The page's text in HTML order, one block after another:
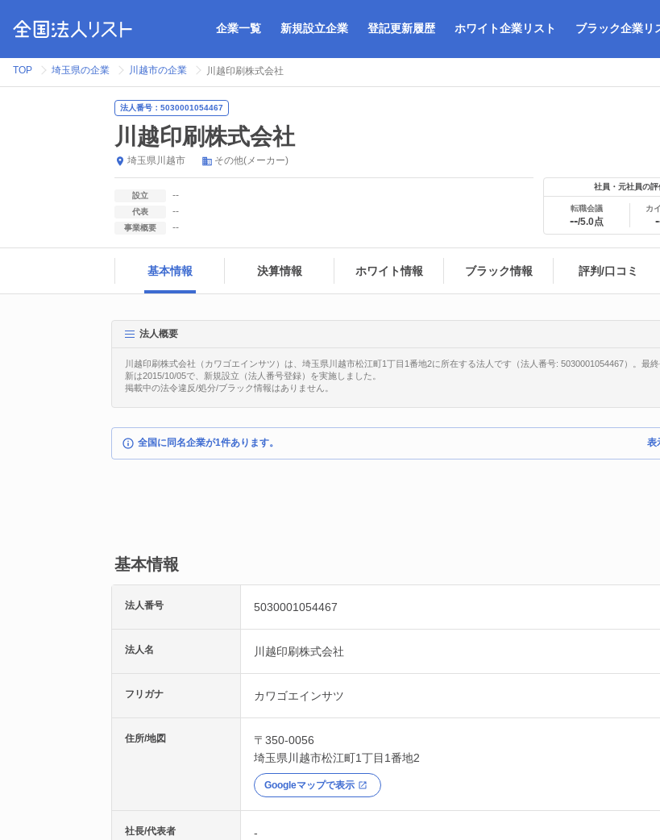
企業一覧 新規設立企業 登記更新履歴 ホワイト企業リスト ブラック企業リ
TOP 埼玉県の企業 川越市の企業 川越印刷株式会社
法人番号：5030001054467
川越印刷株式会社
埼玉県川越市 その他(メーカー)
設立 --
代表 --
事業概要 --
社員・元社員の評
転職会議
--/5.0点
カ
基本情報 決算情報 ホワイト情報 ブラック情報 評判/口コミ
法人概要
川越印刷株式会社（カワゴエインサツ）は、埼玉県川越市松江町1丁目1番地2に所在する法人です（法人番号: 5030001054467）。最
新は2015/10/05で、新規設立（法人番号登録）を実施しました。
掲載中の法令違反/処分/ブラック情報はありません。
全国に同名企業が1件あります。 表
基本情報
法人番号 5030001054467
法人名 川越印刷株式会社
フリガナ カワゴエインサツ
住所/地図
〒350-0056
埼玉県 川越市松江町1丁目1番地2
Googleマップで表示
社長/代表者 -